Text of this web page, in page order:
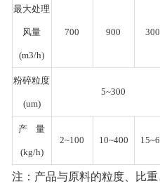
最大处理
风量
(m3/h)
700 900
粉碎粒度
(um)
5~300
产 量
(kg/h)
2~100 10~400
注：产品与原料的粒度、比